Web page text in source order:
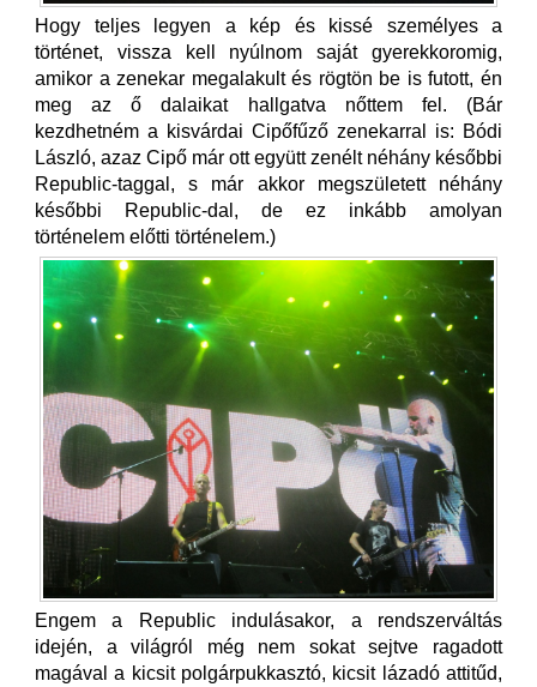
Hogy teljes legyen a kép és kissé személyes a
történet, vissza kell nyúlnom saját gyerekkoromig,
amikor a zenekar megalakult és rögtön be is futott, én
meg az ő dalaikat hallgatva nőttem fel. (Bár
kezdhetném a kisvárdai Cipőfűző zenekarral is: Bódi
László, azaz Cipő már ott együtt zenélt néhány későbbi
Republic-taggal, s már akkor megszületett néhány
későbbi Republic-dal, de ez inkább amolyan
történelem előtti történelem.)
Engem a Republic indulásakor, a rendszerváltás
idején, a világról még nem sokat sejtve ragadott
magával a kicsit polgárpukkasztó, kicsit lázadó attitűd,